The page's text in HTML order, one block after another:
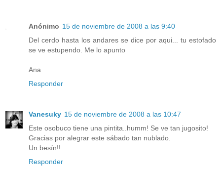
Anónimo 15 de noviembre de 2008 a las 9:40
Del cerdo hasta los andares se dice por aqui... tu estofado
se ve estupendo. Me lo apunto
Ana
Responder
Vanesuky 15 de noviembre de 2008 a las 10:47
Este osobuco tiene una pintita..humm! Se ve tan jugosito!
Gracias por alegrar este sábado tan nublado.
Un besín!!
Responder